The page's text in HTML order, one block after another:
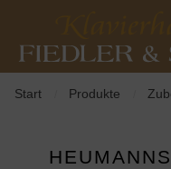
Start Produkte